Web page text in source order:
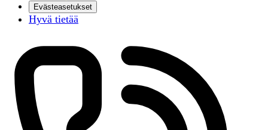
Evästeasetukset
Hyvä tietää